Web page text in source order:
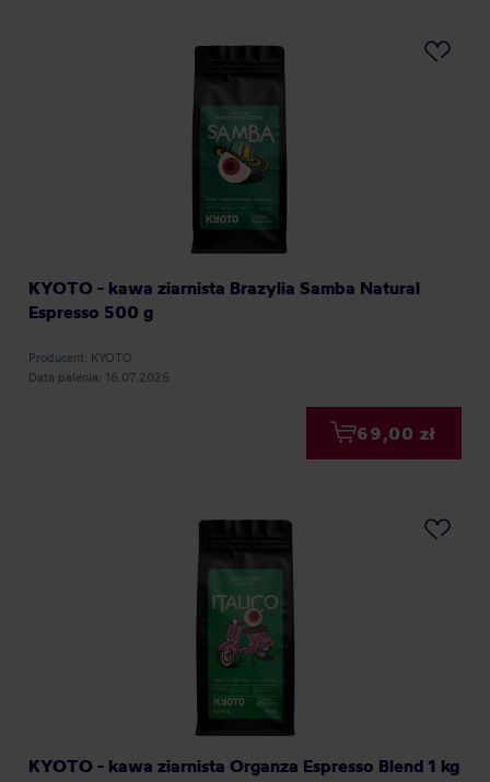
KYOTO - kawa ziarnista Brazylia Samba Natural
Espresso 500 g
Producent: KYOTO
Data palenia: 16.07.2026
69,00 zł
KYOTO - kawa ziarnista Organza Espresso Blend 1 kg